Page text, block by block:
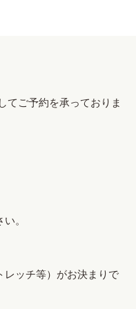
ご予約を承っておりま
。
レッチ等）がお決まりで